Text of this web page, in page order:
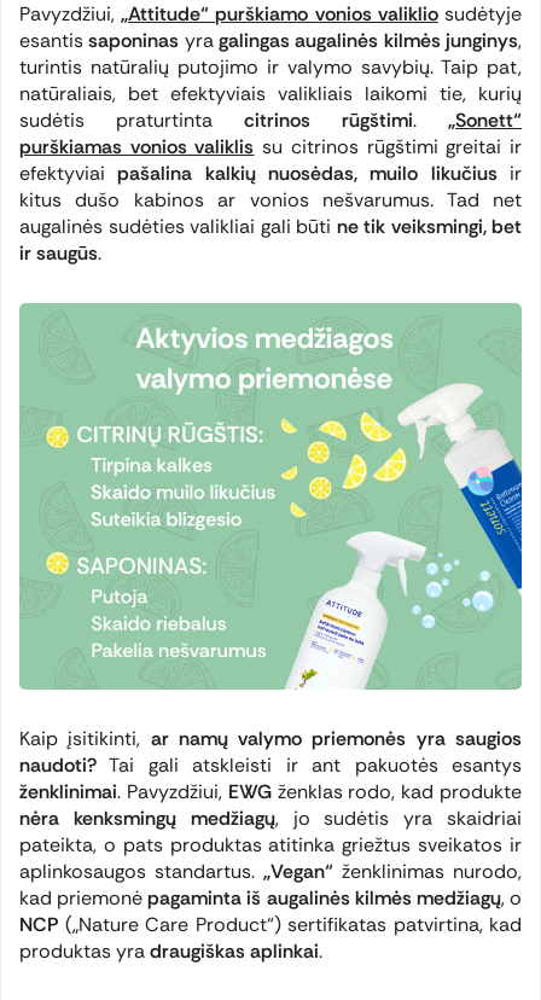
Pavyzdžiui,„Attitude“ purškiamo vonios valikliosudėtyje
esantissaponinas yragalingas augalinės kilmės junginys,
turintis natūralių putojimo ir valymo savybių. Taip pat,
natūraliais, bet efektyviais valikliais laikomi tie, kurių
sudėtis praturtinta citrinos rūgštimi. „Sonett“
purškiamas vonios valiklis su citrinos rūgštimi greitai ir
efektyviaipašalina kalkių nuosėdas, muilo likučiusir
kitus dušo kabinos ar vonios nešvarumus. Tad net
augalinės sudėties valikliai gali būti ne tik veiksmingi, bet
ir saugūs.
Kaip įsitikinti, ar namų valymo priemonės yra saugios
naudoti? Tai gali atskleisti ir ant pakuotės esantys
ženklinimai. Pavyzdžiui, EWGženklas rodo, kad produkte
nėra kenksmingų medžiagų, jo sudėtis yra skaidriai
pateikta, o pats produktas atitinka griežtus sveikatos ir
aplinkosaugos standartus. „Vegan“ ženklinimas nurodo,
kad priemonėpagaminta iš augalinės kilmės medžiagų, o
NCP („Nature Care Product“) sertifikatas patvirtina, kad
produktas yradraugiškas aplinkai.